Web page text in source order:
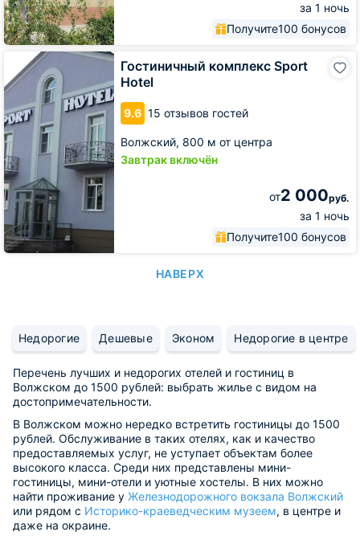
за 1 ночь
Получите100 бонусов
Гостиничный комплекс Sport
Hotel
9.6 15 отзывов гостей
Волжский, 800 м от центра
Завтрак включён
от2 000руб.
за 1 ночь
Получите100 бонусов
Гостиничный
комплекс
Sport
НАВЕРХ
Недорогие Дешевые Эконом Недорогие в центре
Перечень лучших и недорогих отелей и гостиниц в
Волжском до 1500 рублей: выбрать жилье с видом на
достопримечательности.
В Волжском можно нередко встретить гостиницы до 1500
рублей. Обслуживание в таких отелях, как и качество
предоставляемых услуг, не уступает объектам более
высокого класса. Среди них представлены мини-
гостиницы, мини-отели и уютные хостелы. В них можно
найти проживание у Железнодорожного вокзала Волжский
или рядом с Историко-краеведческим музеем, в центре и
даже на окраине.